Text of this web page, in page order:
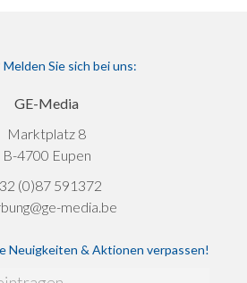
Melden Sie sich bei uns:
GE-Media
Marktplatz 8
B-4700 Eupen
(0)87 591372
media.be
Neuigkeiten & Aktionen verpassen!